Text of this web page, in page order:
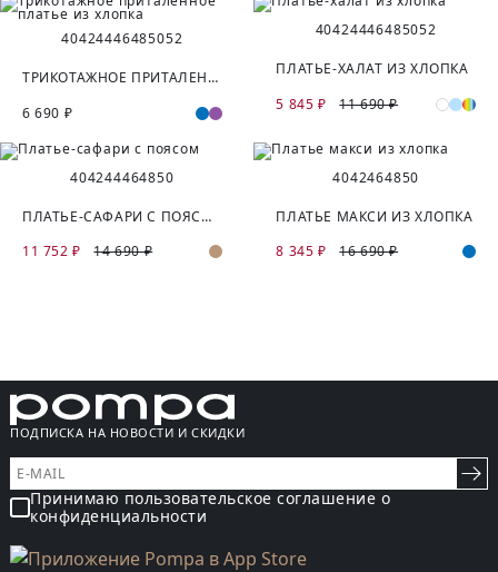
40424446485052
ТРИКОТАЖНОЕ ПРИТАЛЕННОЕ ПЛАТЬЕ ИЗ ХЛОПКА
6 690 ₽
40424446485052
ПЛАТЬЕ-ХАЛАТ ИЗ ХЛОПКА
5 845 ₽
11 690 ₽
404244464850
ПЛАТЬЕ-САФАРИ С ПОЯСОМ
11 752 ₽
14 690 ₽
4042464850
ПЛАТЬЕ МАКСИ ИЗ ХЛОПКА
8 345 ₽
16 690 ₽
ПОДПИСКА НА НОВОСТИ И СКИДКИ
Принимаю пользовательское соглашение о
конфиденциальности